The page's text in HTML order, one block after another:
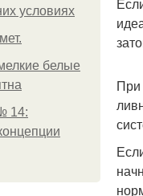
условиях
белые
14:
При